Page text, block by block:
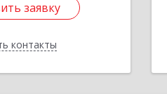
заявку
контакты
заявку